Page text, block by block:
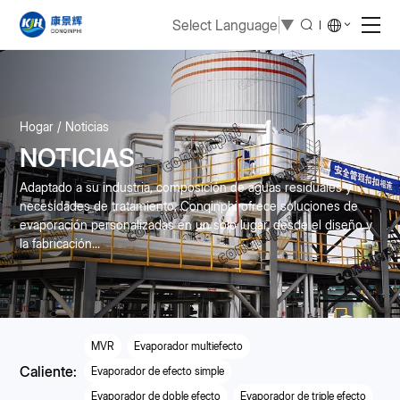
Select Language ▼
Hogar Noticias
NOTICIAS
Adaptado a su industria, composición de aguas residuales y
necesidades de tratamiento, Conqinphi ofrece soluciones de
evaporación personalizadas en un solo lugar, desde el diseño y
la fabricación...
Caliente:
MVR
Evaporador multiefecto
Evaporador de efecto simple
Evaporador de doble efecto
Evaporador de triple efecto